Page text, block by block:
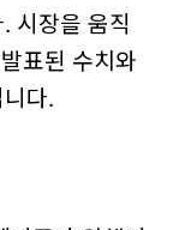
시장을 움직
발표된 수치와
니다.